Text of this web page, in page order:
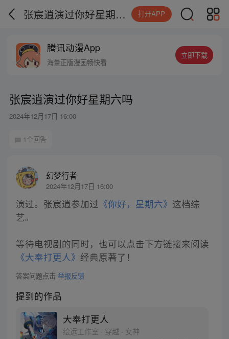
张宸逍演过你好星期六吗 打开APP
腾讯动漫App
海量正版漫画畅快看
立即下载
张宸逍演过你好星期六吗
2024年12月17日 16:00
1个回答
幻梦行者
2024年12月17日 16:00
演过。张宸逍参加过 《你好，星期六》 这档综
艺。
等待电视剧的同时，也可以点击下方链接来阅读
《大奉打更人》 经典原著了！
答案问题点击 举报反馈
提到的作品
大奉打更人
绘远工作室 · 穿越 · 女神